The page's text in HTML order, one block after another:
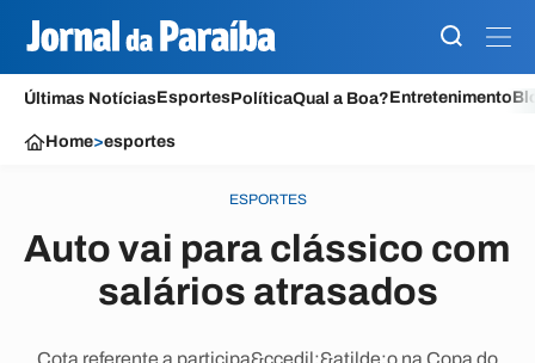
Últimas NotíciasEsportesPolíticaQual a Boa?Entretenimento
Home>esportes
ESPORTES
Auto vai para clássico com
salários atrasados
Cota referente a participa&ccedil;&atilde;o na Copa do